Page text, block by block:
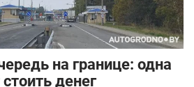
на границе: одна
денег